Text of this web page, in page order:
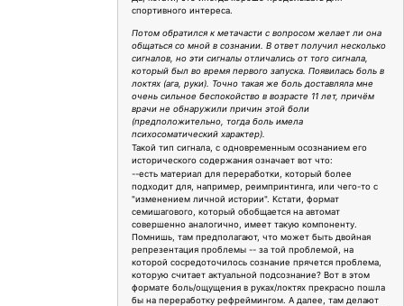
спортивного интереса.
Потом обратился к метачасти с вопросом желает ли она
общаться со мной в сознании. В ответ получил несколько
сигналов, но эти сигналы отличались от того сигнала,
который был во время первого запуска. Появилась боль в
локтях (ага, руки). Точно такая же боль доставляла мне
очень сильное беспокойство в возрасте 11 лет, причём
врачи не обнаружили причин этой боли
(предположительно, тогда боль имела
психосоматический характер).
Такой тип сигнала, с одновременным осознанием его
исторического содержания означает вот что:
--есть материал для переработки, который более
подходит для, например, реимпринтинга, или чего-то с
"изменением личной истории". Кстати, формат
семишагового, который обобщается на автомат
совершенно аналогично, имеет такую компоненту.
Помнишь, там предполагают, что может быть двойная
репрезентация проблемы -- за той проблемой, на
которой сосредоточилось сознание прячется проблема,
которую считает актуальной подсознание? Вот в этом
формате боль/ощущения в руках/локтях прекрасно пошла
бы на переработку рефреймингом. А далее, там делают